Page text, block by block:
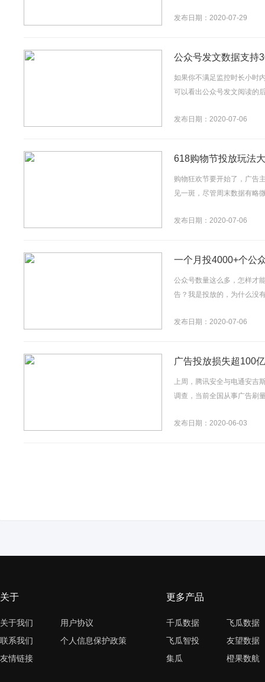
发布日期：2020-07-29
公众号发文数据支持
如果你不满足监控时长小时
可以看出公众号发文阅读的
发布日期：2020-07-06
618购物节投放玩法
购物狂欢节要开始了，广告
见一斑，尽管周末数据有略
发布日期：2020-07-06
一个月投4000+个公
公众号数量这么多，怎样才
告？我是投放的，为什么没
发布日期：2020-07-06
广告投放损失超100
上周，腾讯安全与电通安
调查，当前全国从事广告刷
发布日期：2020-06-03
关于
关于我们
联系我们
友情链接
用户协议
个人信息保护政策
更多产品
千瓜数据
飞瓜智投
集瓜
飞瓜数据
友望数据
橙果数航